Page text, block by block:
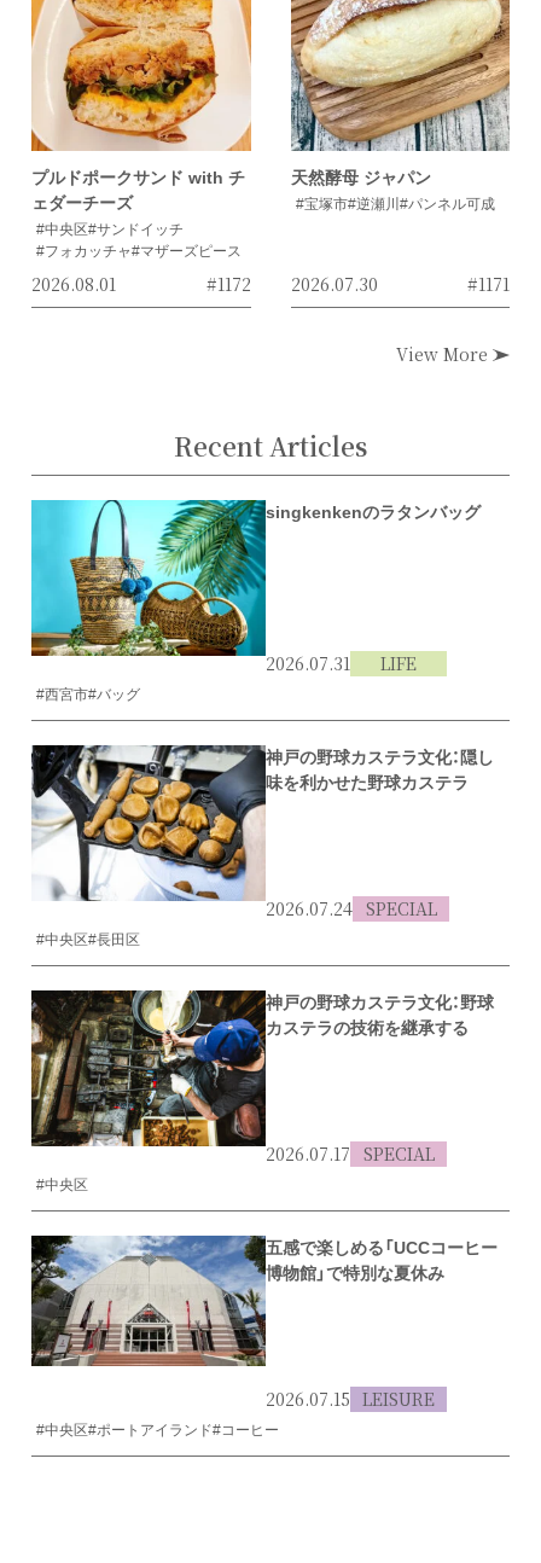
プルドポークサンド with チ
ェダーチーズ
#中央区#サンドイッチ
#フォカッチャ#マザーズピース
2026.08.01 #1172
天然酵母 ジャパン
#宝塚市#逆瀬川 #パンネル可成
2026.07.30 #1171
View More
Recent Articles
singkenkenのラタンバッグ
2026.07.31 LIFE
#西宮市#バッグ
神戸の野球カステラ文化：隠し
味を利かせた野球カステラ
2026.07.24 SPECIAL
#中央区#長田区
神戸の野球カステラ文化：野球
カステラの技術を継承する
2026.07.17 SPECIAL
#中央区
五感で楽しめる「UCCコーヒー
博物館」で特別な夏休み
2026.07.15 LEISURE
#中央区#ポートアイランド#コーヒー